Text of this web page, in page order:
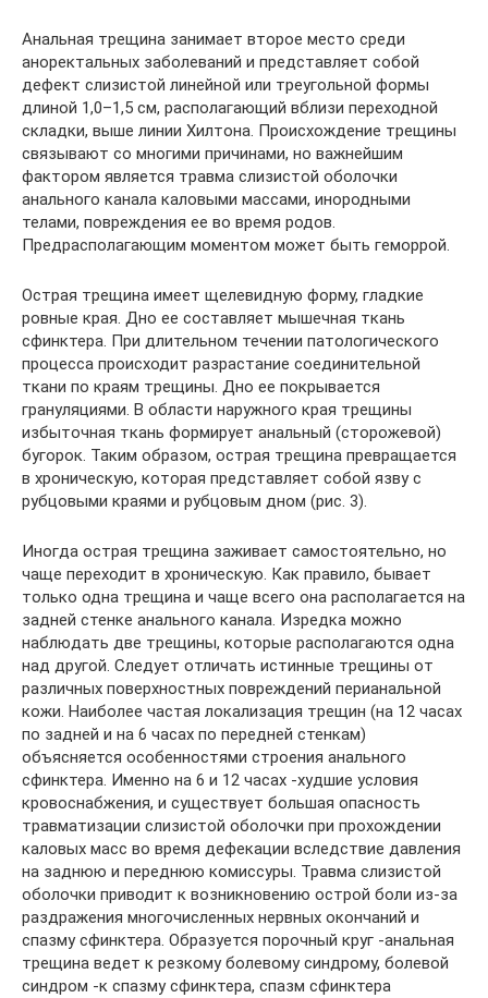
Анальная трещина занимает второе место среди
аноректальных заболеваний и представляет собой
дефект слизистой линейной или треугольной формы
длиной 1,0–1,5 см, располагающий вблизи переходной
складки, выше линии Хилтона. Происхождение трещины
связывают со многими причинами, но важнейшим
фактором является травма слизистой оболочки
анального канала каловыми массами, инородными
телами, повреждения ее во время родов.
Предрасполагающим моментом может быть геморрой.
Острая трещина имеет щелевидную форму, гладкие
ровные края. Дно ее составляет мышечная ткань
сфинктера. При длительном течении патологического
процесса происходит разрастание соединительной
ткани по краям трещины. Дно ее покрывается
грануляциями. В области наружного края трещины
избыточная ткань формирует анальный (сторожевой)
бугорок. Таким образом, острая трещина превращается
в хроническую, которая представляет собой язву с
рубцовыми краями и рубцовым дном (рис. 3).
Иногда острая трещина заживает самостоятельно, но
чаще переходит в хроническую. Как правило, бывает
только одна трещина и чаще всего она располагается на
задней стенке анального канала. Изредка можно
наблюдать две трещины, которые располагаются одна
над другой. Следует отличать истинные трещины от
различных поверхностных повреждений перианальной
кожи. Наиболее частая локализация трещин (на 12 часах
по задней и на 6 часах по передней стенкам)
объясняется особенностями строения анального
сфинктера. Именно на 6 и 12 часах -худшие условия
кровоснабжения, и существует большая опасность
травматизации слизистой оболочки при прохождении
каловых масс во время дефекации вследствие давления
на заднюю и переднюю комиссуры. Травма слизистой
оболочки приводит к возникновению острой боли из-за
раздражения многочисленных нервных окончаний и
спазму сфинктера. Образуется порочный круг -анальная
трещина ведет к резкому болевому синдрому, болевой
синдром -к спазму сфинктера, спазм сфинктера